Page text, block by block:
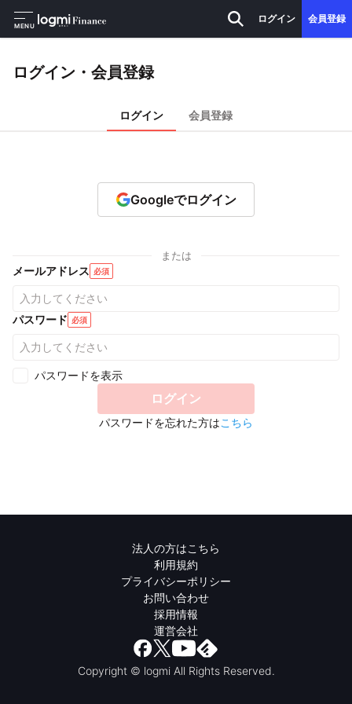
MENU
ログイン 会員登録
ログイン・会員登録
ログイン 会員登録
Googleでログイン
または
メールアドレス 必須
パスワード 必須
パスワードを表示
ログイン
パスワードを忘れた方はこちら
法人の方はこちら
利用規約
プライバシーポリシー
お問い合わせ
採用情報
運営会社
Copyright © logmi All Rights Reserved.